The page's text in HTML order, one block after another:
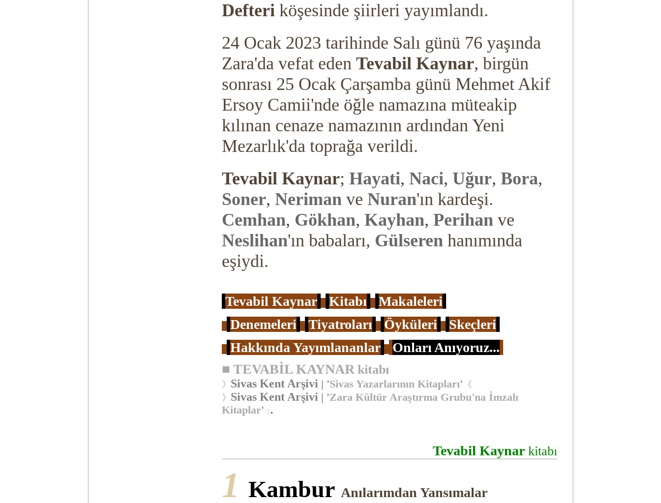
Defteriköşesinde şiirleri yayımlandı.
24 Ocak 2023 tarihinde Salı günü 76 yaşında
Zara'da vefat eden Tevabil Kaynar, birgün
sonrası 25 Ocak Çarşamba günü Mehmet Akif
Ersoy Camii'nde öğle namazına müteakip
kılınan cenaze namazının ardından Yeni
Mezarlık'da toprağa verildi.
Tevabil Kaynar; Hayati, Naci, Uğur, Bora,
Soner, Neriman ve Nuran'ın kardeşi.
Cemhan, Gökhan, Kayhan, Perihanve
Neslihan'ın babaları, Gülserenhanımında
eşiydi.
Tevabil Kaynar Kitabı
Makaleleri
Denemeleri
Tiyatroları Öyküleri
Skeçleri
Hakkında Yayımlananlar
Onları Anıyoruz...
■ TEVABİL KAYNAR kitabı
》 Sivas Kent Arşivi | 'Sivas Yazarlarının Kitapları' 《
》 Sivas Kent Arşivi | 'Zara Kültür Araştırma Grubu'na İmzalı
Kitaplar' 《 .
Tevabil Kaynar kitabı
1 Kambur Anılarımdan Yansımalar